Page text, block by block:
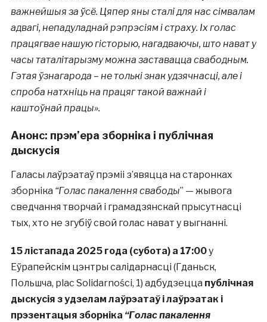
важнейшыя за ўсё. Цяпер яны сталі для нас сімвалам
адвагі, непадуладнай рэпрэсіям і страху. Іх голас
працягвае нашую гісторыю, нагадваючы, што нават у
часы таталітарызму можна заставацца свабодным.
Гэтая ўзнагарода – не толькі знак удзячнасці, але і
спроба натхніць на працяг такой важнай і
каштоўнай працы».
Анонс: прэм’ера зборніка і публічная
дыскусія
Галасы лаўрэатаў прэміі з’явяцца на старонках
зборніка “Голас пакалення свабоды” — жывога
сведчання творчай і грамадзянскай прысутнасці
тых, хто не згубіў свой голас нават у выгнанні.
15 лістапада 2025 года (субота) а 17:00у
Еўрапейскім цэнтры салідарнасці (Гданьск,
Польшча, plac Solidarności, 1) адбудзецца публічная
дыскусія з удзелам лаўрэатаў і лаўрэатак і
прэзентацыя зборніка “Голас пакалення